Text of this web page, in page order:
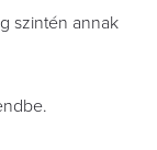
szintén annak